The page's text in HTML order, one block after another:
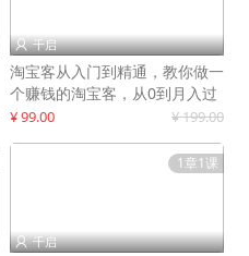
 千启
淘宝客从入门到精通，教你做一
个赚钱的淘宝客，从0到月入过
万
¥ 99.00 ¥ 199.00
1章1课
 千启